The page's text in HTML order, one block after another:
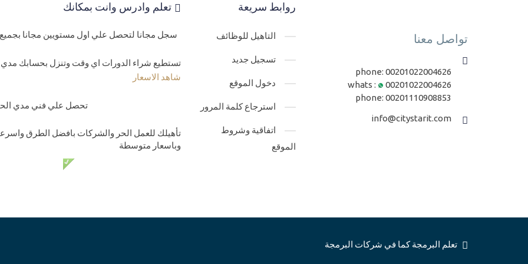
تواصل معنا
phone: 00201022004626
whats :
00201022004626
phone: 00201110908853
info@citystarit.com
روابط سريعة
التاهيل للوظائف
تسجيل جديد
دخول الموقع
استرجاع كلمة المرور
اتفاقية وشروط
الموقع
تعلم وادرس وانت بمكانك
سجل مجانا لتحصل علي اول مستويين مجانا بجميع
تستطيع شراء الدورات اي وقت وتنزل بحسابك مدي
شاهد الاسعار
تحصل علي فني مدي
تأهيلك للعمل الحر والشركات بافضل الطرق
وباسعار متوسطة
تعلم البرمجة كما في شركات البرمجة